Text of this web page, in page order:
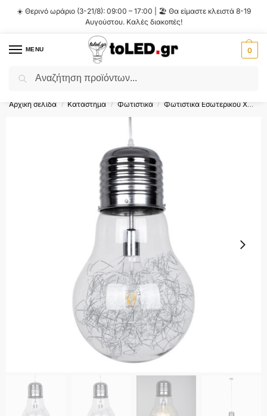
☀️ Θερινό ωράριο (3-21/8): 09:00 – 17:00 | 🏖️ Θα είμαστε κλειστά 8-19
Αυγούστου. Καλές διακοπές!
MENU 0
Flash Sale ⚡ 10% Έκπτωση με τον κωδικό
Αρχική σελίδα / Κατάστημα / Φωτιστικά / Φωτιστικά Εσωτερικού Χώρου